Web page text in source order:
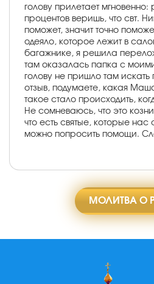
голову прилетает мгновенно:
процентов веришь, что свт.
поможет, значит точно
одеяло, которое лежит в
багажнике, я решила
там оказалась папка с
голову не пришло там
отзыв, подумаете, какая
такое стало происходить,
Не сомневаюсь, что это
что есть святые, которые
можно попросить помощи.
МОЛИТВА О